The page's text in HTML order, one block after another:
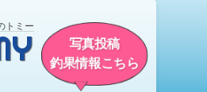
トミー
写真投稿
釣果情報こちら